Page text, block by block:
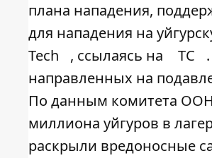
плана нападения,
для нападения на
Tech
, ссылаясь на TC
направленных на
По данным комитета
миллиона уйгуров в
раскрыли вредоносные